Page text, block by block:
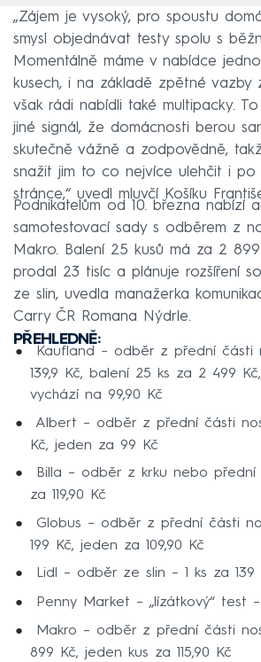
„Zájem je vysoký, pro spoustu
smysl objednávat testy spolu s
Momentálně máme v nabídce
kusech, i na základě zpětné vazby
však rádi nabídli také multipacky.
jiné signál, že domácnosti berou
skutečně vážně a zodpovědně,
snažit jim to co nejvíce ulehčit i po
stránce,“ uvedl mluvčí Košíku
Podnikatelům od 10. března nabízí
samotestovací sady s odběrem z
Makro. Balení 25 kusů má za 2
prodal 23 tisíc a plánuje rozšíření
ze slin, uvedla manažerka
Carry ČR Romana Nýdrle.
PŘEHLEDNĚ:
Kaufland – odběr z přední části
139,9 Kč, balení 25 ks za 2 499
vychází na 99,90 Kč
Albert – odběr z přední části
Kč, jeden za 99 Kč
Billa – odběr z krku nebo přední
za 119,90 Kč
Globus – odběr z přední části
199 Kč, jeden za 109,90 Kč
Lidl – odběr ze slin – 1 ks za 139
Penny Market – „lízátkový“ test
Makro – odběr z přední části
899 Kč, jeden kus za 115,90 Kč